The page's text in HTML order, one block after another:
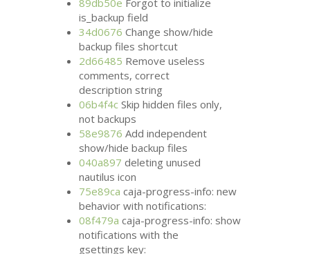
is_backup field
34d0676 Change show/hide
backup files shortcut
2d66485 Remove useless
comments, correct
description string
06b4f4c Skip hidden files only,
not backups
58e9876 Add independent
show/hide backup files
040a897 deleting unused
nautilus icon
75e89ca caja-progress-info: new
behavior with notifications:
08f479a caja-progress-info: show
notifications with the
gsettings key: